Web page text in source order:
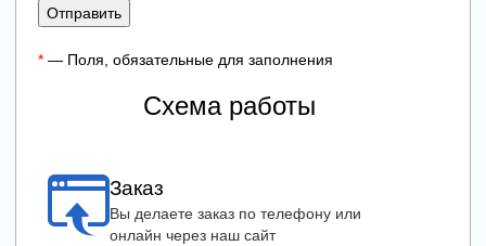
Отправить
* — Поля, обязательные для заполнения
Схема работы
Заказ
Вы делаете заказ по телефону или
онлайн через наш сайт